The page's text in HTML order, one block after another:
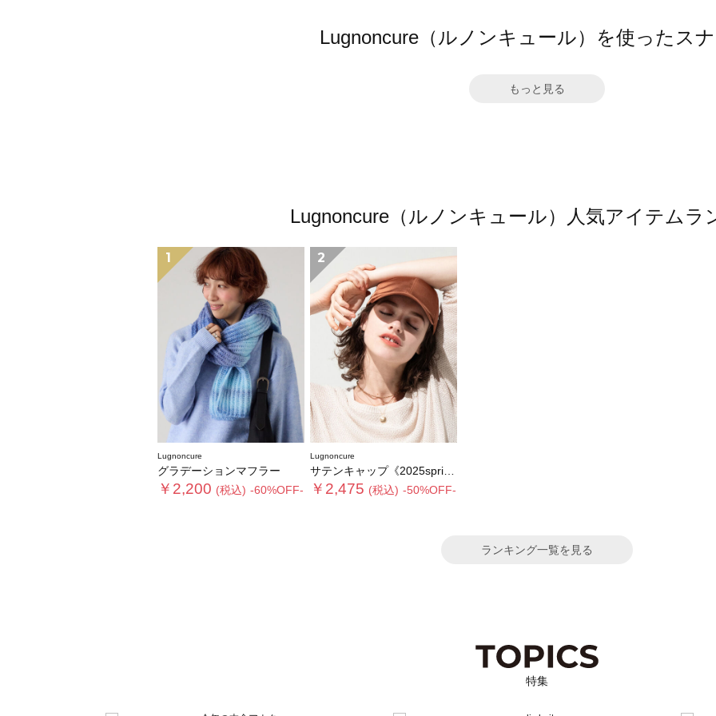
Lugnoncure（ルノンキュール）を使ったス
もっと見る
Lugnoncure（ルノンキュール）人気アイテムラ
1
Lugnoncure
グラデーションマフラー
￥2,200 (税込) -60%OFF-
2
Lugnoncure
サテンキャップ《2025spring catalog item》
￥2,475 (税込) -50%OFF-
ランキング一覧を見る
特集